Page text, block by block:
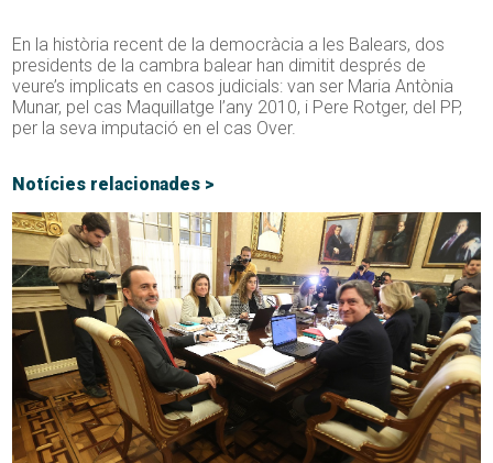
En la història recent de la democràcia a les Balears, dos
presidents de la cambra balear han dimitit després de
veure’s implicats en casos judicials: van ser Maria Antònia
Munar, pel cas Maquillatge l’any 2010, i Pere Rotger, del PP,
per la seva imputació en el cas Over.
Notícies relacionades >